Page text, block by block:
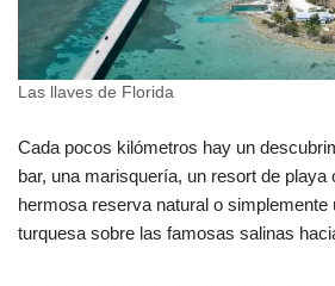
Las llaves de Florida
Cada pocos kilómetros hay un
bar, una marisquería, un resort de playa
hermosa reserva natural o simplemente
turquesa sobre las famosas salinas